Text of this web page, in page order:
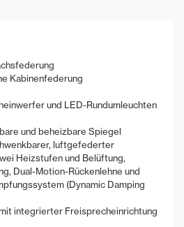
Kabinenfederung
und LED-Rundumleuchten
und beheizbare Spiegel
luftgefederter
Heizstufen und Belüftung,
Dual-Motion-Rückenlehne und
(Dynamic Damping
integrierter Freisprecheinrichtung